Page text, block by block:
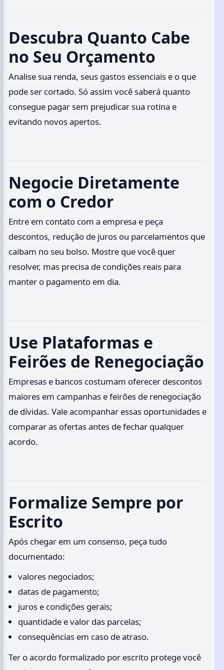
Descubra Quanto Cabe
no Seu Orçamento
Analise sua renda, seus gastos essenciais e o que
pode ser cortado. Só assim você saberá quanto
consegue pagar sem prejudicar sua rotina e
evitando novos apertos.
Negocie Diretamente
com o Credor
Entre em contato com a empresa e peça
descontos, redução de juros ou parcelamentos que
caibam no seu bolso. Mostre que você quer
resolver, mas precisa de condições reais para
manter o pagamento em dia.
Use Plataformas e
Feirões de Renegociação
Empresas e bancos costumam oferecer descontos
maiores em campanhas e feirões de renegociação
de dívidas. Vale acompanhar essas oportunidades e
comparar as ofertas antes de fechar qualquer
acordo.
Formalize Sempre por
Escrito
Após chegar em um consenso, peça tudo
documentado:
valores negociados;
datas de pagamento;
juros e condições gerais;
quantidade e valor das parcelas;
consequências em caso de atraso.
Ter o acordo formalizado por escrito protege você